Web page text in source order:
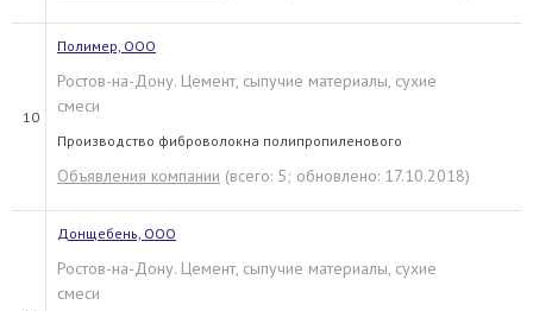
10
Полимер, ООО
Ростов-на-Дону. Цемент, сыпучие материалы, сухие
смеси
Производство фиброволокна полипропиленового
Объявления компании (всего: 5; обновлено: 17.10.2018)
Донщебень, ООО
Ростов-на-Дону. Цемент, сыпучие материалы, сухие
смеси